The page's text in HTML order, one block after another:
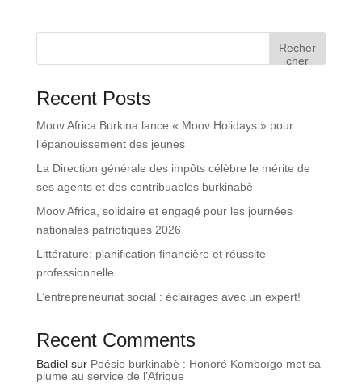
Recher
cher
Recent Posts
Moov Africa Burkina lance « Moov Holidays » pour
l’épanouissement des jeunes
La Direction générale des impôts célèbre le mérite de
ses agents et des contribuables burkinabè
Moov Africa, solidaire et engagé pour les journées
nationales patriotiques 2026
Littérature: planification financière et réussite
professionnelle
L’entrepreneuriat social : éclairages avec un expert!
Recent Comments
Badielsur Poésie burkinabè : Honoré Komboïgo met sa
plume au service de l’Afrique